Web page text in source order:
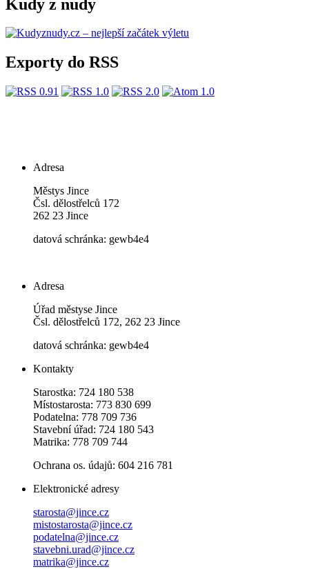
Kudy z nudy
Exporty do RSS
Adresa
Městys Jince
Čsl. dělostřelců 172
262 23 Jince
datová schránka: gewb4e4
Adresa
Úřad městyse Jince
Čsl. dělostřelců 172, 262 23 Jince
datová schránka: gewb4e4
Kontakty
Starostka: 724 180 538
Místostarosta: 773 830 699
Podatelna: 778 709 736
Stavební úřad: 724 180 543
Matrika: 778 709 744
Ochrana os. údajů: 604 216 781
Elektronické adresy
starosta@jince.cz
mistostarosta@jince.cz
podatelna@jince.cz
stavebni.urad@jince.cz
matrika@jince.cz